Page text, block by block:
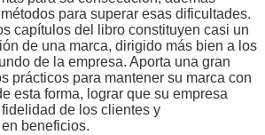
para superar esas dificultades.
capítulos del libro constituyen casi un
de una marca, dirigido más bien a los
de la empresa. Aporta una gran
prácticos para mantener su marca con
esta forma, lograr que su empresa
de los clientes y
beneficios.